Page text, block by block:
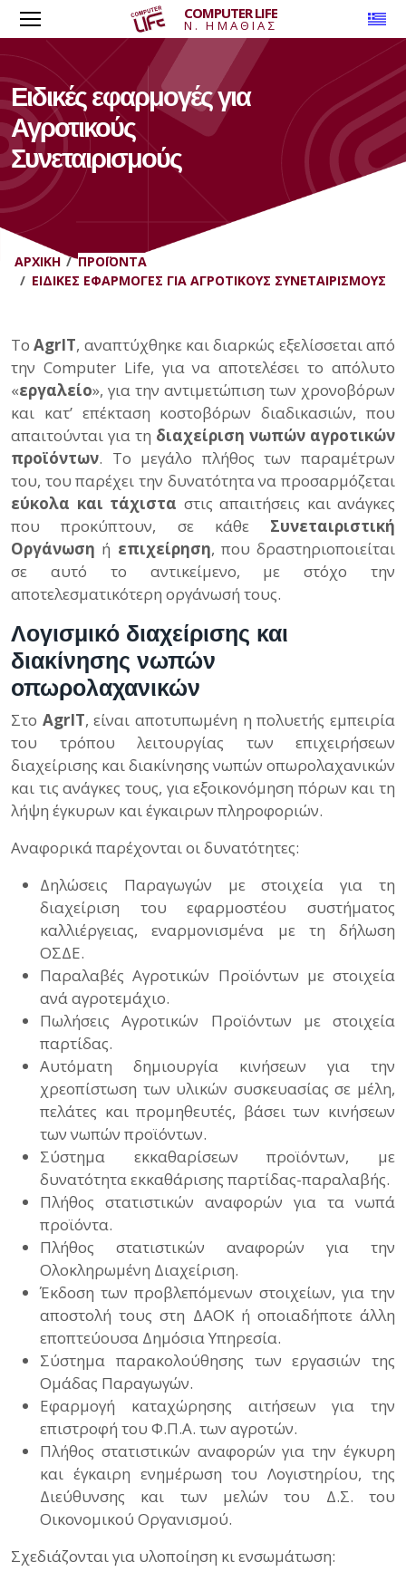
COMPUTER LIFE
Ν. ΗΜΑΘΙΑΣ
Ειδικές εφαρμογές για
Αγροτικούς
Συνεταιρισμούς
ΑΡΧΙΚΉ
ΠΡΟΪΌΝΤΑ
ΕΙΔΙΚΈΣ ΕΦΑΡΜΟΓΈΣ ΓΙΑ ΑΓΡΟΤΙΚΟΎΣ ΣΥΝΕΤΑΙΡΙΣΜΟΎΣ
ΤοAgrIT, αναπτύχθηκε και διαρκώς εξελίσσεται από
την Computer Life, για να αποτελέσει το απόλυτο
«εργαλείο», για την αντιμετώπιση των χρονοβόρων
και κατ’ επέκταση κοστοβόρων διαδικασιών, που
απαιτούνται για τη διαχείριση νωπών αγροτικών
προϊόντων. Το μεγάλο πλήθος των παραμέτρων
του, του παρέχει την δυνατότητα να προσαρμόζεται
εύκολα και τάχιστα στις απαιτήσεις και ανάγκες
που προκύπτουν, σε κάθε Συνεταιριστική
Οργάνωση ή επιχείρηση, που δραστηριοποιείται
σε αυτό το αντικείμενο, με στόχο την
αποτελεσματικότερη οργάνωσή τους.
Λογισμικό διαχείρισης και
διακίνησης νωπών
οπωρολαχανικών
Στο AgrIT, είναι αποτυπωμένη η πολυετής εμπειρία
του τρόπου λειτουργίας των επιχειρήσεων
διαχείρισης και διακίνησης νωπών οπωρολαχανικών
και τις ανάγκες τους, για εξοικονόμηση πόρων και τη
λήψη έγκυρων και έγκαιρων πληροφοριών.
Αναφορικά παρέχονται οι δυνατότητες:
Δηλώσεις Παραγωγών με στοιχεία για τη
διαχείριση του εφαρμοστέου συστήματος
καλλιέργειας, εναρμονισμένα με τη δήλωση
ΟΣΔΕ.
Παραλαβές Αγροτικών Προϊόντων με στοιχεία
ανά αγροτεμάχιο.
Πωλήσεις Αγροτικών Προϊόντων με στοιχεία
παρτίδας.
Αυτόματη δημιουργία κινήσεων για την
χρεοπίστωση των υλικών συσκευασίας σε μέλη,
πελάτες και προμηθευτές, βάσει των κινήσεων
των νωπών προϊόντων.
Σύστημα εκκαθαρίσεων προϊόντων, με
δυνατότητα εκκαθάρισης παρτίδας-παραλαβής.
Πλήθος στατιστικών αναφορών για τα νωπά
προϊόντα.
Πλήθος στατιστικών αναφορών για την
Ολοκληρωμένη Διαχείριση.
Έκδοση των προβλεπόμενων στοιχείων, για την
αποστολή τους στη ΔΑΟΚ ή οποιαδήποτε άλλη
εποπτεύουσα Δημόσια Υπηρεσία.
Σύστημα παρακολούθησης των εργασιών της
Ομάδας Παραγωγών.
Εφαρμογή καταχώρησης αιτήσεων για την
επιστροφή του Φ.Π.Α. των αγροτών.
Πλήθος στατιστικών αναφορών για την έγκυρη
και έγκαιρη ενημέρωση του Λογιστηρίου, της
Διεύθυνσης και των μελών του Δ.Σ. του
Οικονομικού Οργανισμού.
Σχεδιάζονται για υλοποίηση κι ενσωμάτωση: